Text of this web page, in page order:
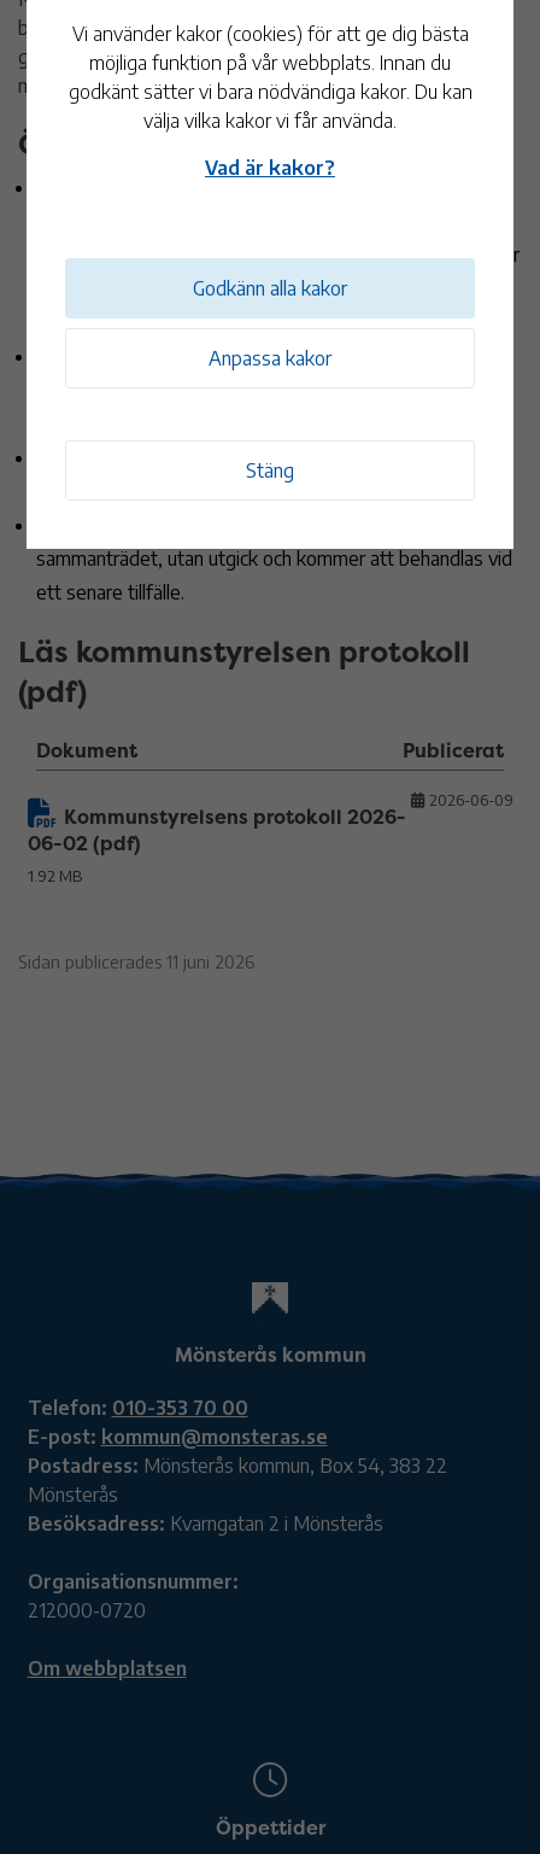
besvarad, då kommunen redan arbetar aktivt med frågan
genom utvecklade rutiner och samverkan med andra
myndigheter.
Övriga ärenden
Redovisningen omfattade händelseförlopp, konsekvenser
och planerade åtgärder framåt. Ärendet lades till
handlingarna utan ytterligare beslut.
Kommunstyrelsen fick även en nulägesbild från
kommunpolisen och kommunens
sammanträdet, utan utgick och kommer att behandlas vid
ett senare tillfälle.
Läs kommunstyrelsen protokoll
(pdf)
Dokument Publicerat
2026-06-09
Kommunstyrelsens protokoll 2026-
06-02 (pdf)
1.92 MB
Sidan publicerades 11 juni 2026
Mönsterås kommun
Telefon: 010-353 70 00
E-post: kommun@monsteras.se
Postadress: Mönsterås kommun, Box 54, 383 22
Mönsterås
Besöksadress: Kvarngatan 2 i Mönsterås
Organisationsnummer:
212000-0720
Om webbplatsen
Öppettider
Vi använder kakor (cookies) för att ge dig bästa
möjliga funktion på vår webbplats. Innan du
godkänt sätter vi bara nödvändiga kakor. Du kan
välja vilka kakor vi får använda.
Vad är kakor?
Anpassa kakor
Stäng
Godkänn alla kakor